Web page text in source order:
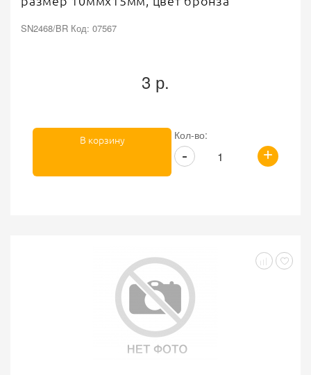
SN2468/BR Код: 07567
3 р.
Кол-во:
+
-
В корзину